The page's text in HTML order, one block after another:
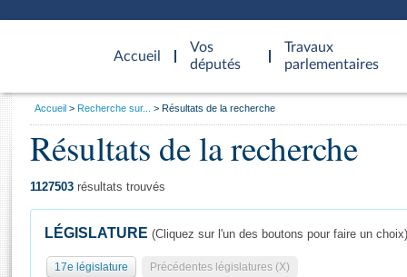
Accueil
d'accueil
Vos
députés
Travaux
parlementaires
Général
Vous
Accueil Recherche sur... Résultats de la recherche
Résultats de la recherche
1127503 résultats trouvés
LÉGISLATURE (Cliquez sur l'un des boutons pour faire un choix)
17e législature Précédentes législatures (X)